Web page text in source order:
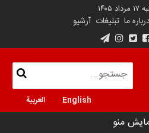
۱۴۰۵
ما تبلیغات آرشیو
English العربية
منو